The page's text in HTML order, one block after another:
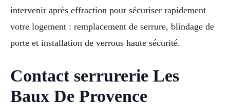
intervenir après effraction pour sécuriser rapidement
votre logement : remplacement de serrure, blindage de
porte et installation de verrous haute sécurité.
Contact serrurerie Les
Baux De Provence